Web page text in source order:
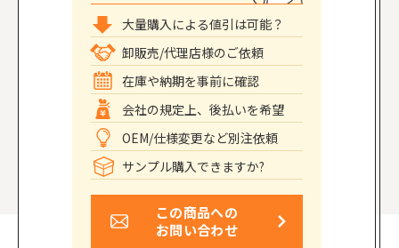
大量購入による値引は可能？
卸販売/代理店様のご依頼
在庫や納期を事前に確認
会社の規定上、後払いを希望
OEM/仕様変更など別注依頼
サンプル購入できますか?
この商品への
お問い合わせ